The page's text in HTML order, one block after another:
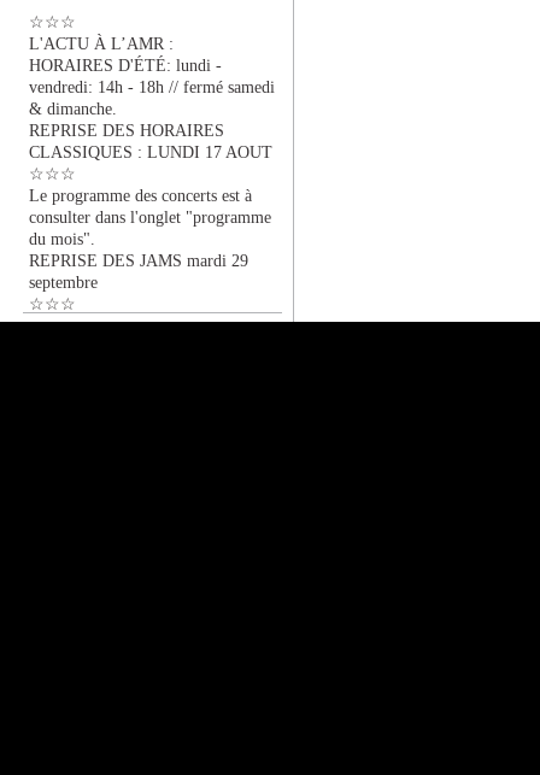
☆☆☆
L'ACTU À L’AMR :
HORAIRES D'ÉTÉ: lundi -
vendredi: 14h - 18h // fermé samedi
& dimanche.
REPRISE DES HORAIRES
CLASSIQUES : LUNDI 17 AOUT
☆☆☆
Le programme des concerts est à
consulter dans l'onglet "programme
du mois".
REPRISE DES JAMS mardi 29
septembre
☆☆☆